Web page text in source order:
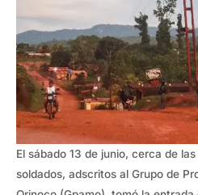
El sábado 13 de junio, cerca de
soldados, adscritos al Grupo de